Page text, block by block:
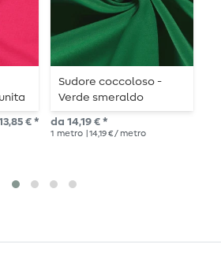
€ *
Sudore coccoloso -
Verde smeraldo
spazzolato
da 14,19 € *
1 metro | 14,19 € / metro